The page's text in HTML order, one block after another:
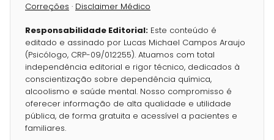
Correções · Disclaimer Médico
Responsabilidade Editorial: Este conteúdo é
editado e assinado por Lucas Michael Campos Araujo
(Psicólogo, CRP-09/012255). Atuamos com total
independência editorial e rigor técnico, dedicados à
conscientização sobre dependência química,
alcoolismo e saúde mental. Nosso compromisso é
oferecer informação de alta qualidade e utilidade
pública, de forma gratuita e acessível a pacientes e
familiares.